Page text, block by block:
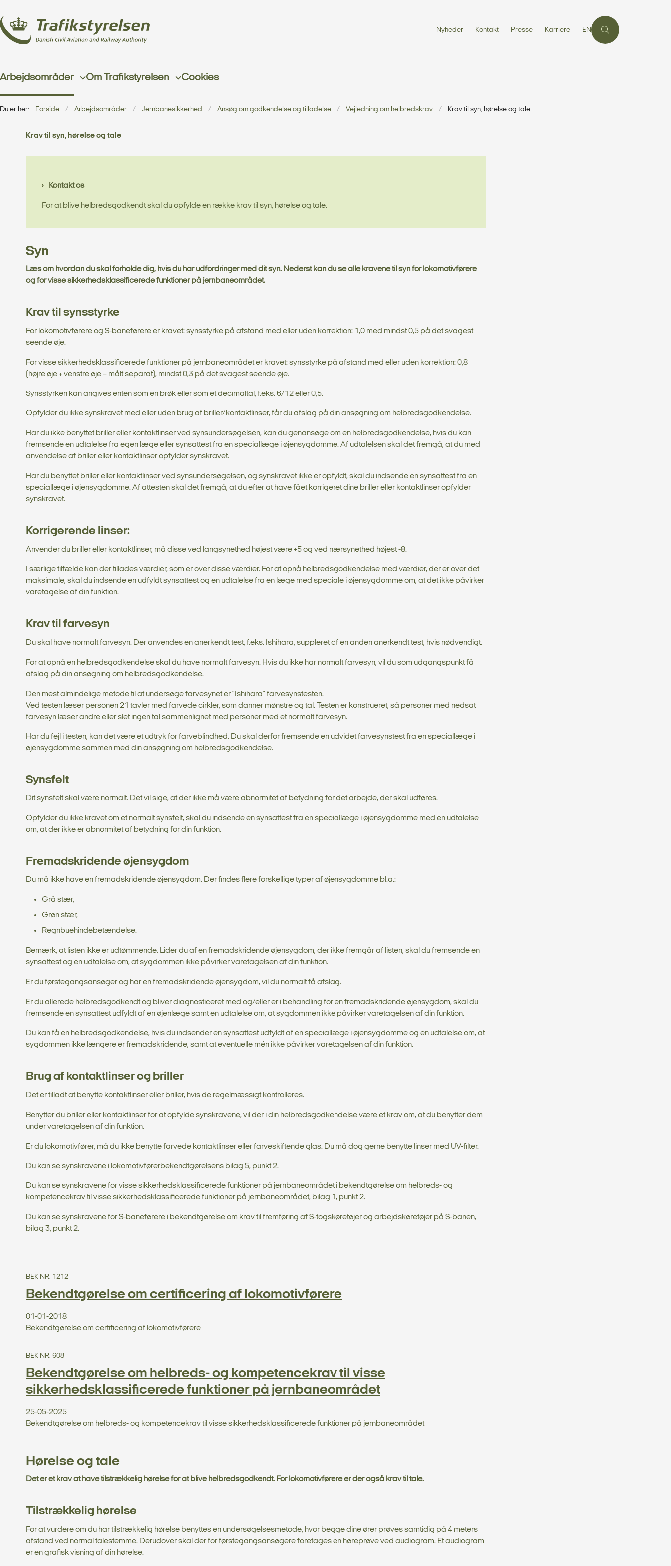
Nyheder Kontakt Presse Karriere EN
Arbejdsområder Om Trafikstyrelsen Cookies
Du er her: Forside Arbejdsområder Jernbanesikkerhed Ansøg om godkendelse og tilladelse Vejledning om helbredskrav Krav til syn, hørelse og tale
Krav til syn, hørelse og tale
Kontakt os
For at blive helbredsgodkendt skal du opfylde en række krav til syn, hørelse og tale.
Syn
Læs om hvordan du skal forholde dig, hvis du har udfordringer med dit syn. Nederst kan du se alle kravene til syn for lokomotivførere
og for visse sikkerhedsklassificerede funktioner på jernbaneområdet.
Krav til synsstyrke
For lokomotivførere og S-baneførere er kravet: synsstyrke på afstand med eller uden korrektion: 1,0 med mindst 0,5 på det svagest
seende øje.
For visse sikkerhedsklassificerede funktioner på jernbaneområdet er kravet: synsstyrke på afstand med eller uden korrektion: 0,8
(højre øje + venstre øje – målt separat), mindst 0,3 på det svagest seende øje.
Synsstyrken kan angives enten som en brøk eller som et decimaltal, f.eks. 6/12 eller 0,5.
Opfylder du ikke synskravet med eller uden brug af briller/kontaktlinser, får du afslag på din ansøgning om helbredsgodkendelse.
Har du ikke benyttet briller eller kontaktlinser ved synsundersøgelsen, kan du genansøge om en helbredsgodkendelse, hvis du kan
fremsende en udtalelse fra egen læge eller synsattest fra en speciallæge i øjensygdomme. Af udtalelsen skal det fremgå, at du med
anvendelse af briller eller kontaktlinser opfylder synskravet.
Har du benyttet briller eller kontaktlinser ved synsundersøgelsen, og synskravet ikke er opfyldt, skal du indsende en synsattest fra en
speciallæge i øjensygdomme. Af attesten skal det fremgå, at du efter at have fået korrigeret dine briller eller kontaktlinser opfylder
synskravet.
Korrigerende linser:
Anvender du briller eller kontaktlinser, må disse ved langsynethed højest være +5 og ved nærsynethed højest -8.
I særlige tilfælde kan der tillades værdier, som er over disse værdier. For at opnå helbredsgodkendelse med værdier, der er over det
maksimale, skal du indsende en udfyldt synsattest og en udtalelse fra en læge med speciale i øjensygdomme om, at det ikke påvirker
varetagelse af din funktion.
Krav til farvesyn
Du skal have normalt farvesyn. Der anvendes en anerkendt test, f.eks. Ishihara, suppleret af en anden anerkendt test, hvis nødvendigt.
For at opnå en helbredsgodkendelse skal du have normalt farvesyn. Hvis du ikke har normalt farvesyn, vil du som udgangspunkt få
afslag på din ansøgning om helbredsgodkendelse.
Den mest almindelige metode til at undersøge farvesynet er ”Ishihara” farvesynstesten.
Ved testen læser personen 21 tavler med farvede cirkler, som danner mønstre og tal. Testen er konstrueret, så personer med nedsat
farvesyn læser andre eller slet ingen tal sammenlignet med personer med et normalt farvesyn.
Har du fejl i testen, kan det være et udtryk for farveblindhed. Du skal derfor fremsende en udvidet farvesynstest fra en speciallæge i
øjensygdomme sammen med din ansøgning om helbredsgodkendelse.
Synsfelt
Dit synsfelt skal være normalt. Det vil sige, at der ikke må være abnormitet af betydning for det arbejde, der skal udføres.
Opfylder du ikke kravet om et normalt synsfelt, skal du indsende en synsattest fra en speciallæge i øjensygdomme med en udtalelse
om, at der ikke er abnormitet af betydning for din funktion.
Fremadskridende øjensygdom
Du må ikke have en fremadskridende øjensygdom. Der findes flere forskellige typer af øjensygdomme bl.a.:
Grå stær,
Grøn stær,
Regnbuehindebetændelse.
Bemærk, at listen ikke er udtømmende. Lider du af en fremadskridende øjensygdom, der ikke fremgår af listen, skal du fremsende en
synsattest og en udtalelse om, at sygdommen ikke påvirker varetagelsen af din funktion.
Er du førstegangsansøger og har en fremadskridende øjensygdom, vil du normalt få afslag.
Er du allerede helbredsgodkendt og bliver diagnosticeret med og/eller er i behandling for en fremadskridende øjensygdom, skal du
fremsende en synsattest udfyldt af en øjenlæge samt en udtalelse om, at sygdommen ikke påvirker varetagelsen af din funktion.
Du kan få en helbredsgodkendelse, hvis du indsender en synsattest udfyldt af en speciallæge i øjensygdomme og en udtalelse om, at
sygdommen ikke længere er fremadskridende, samt at eventuelle mén ikke påvirker varetagelsen af din funktion.
Brug af kontaktlinser og briller
Det er tilladt at benytte kontaktlinser eller briller, hvis de regelmæssigt kontrolleres.
Benytter du briller eller kontaktlinser for at opfylde synskravene, vil der i din helbredsgodkendelse være et krav om, at du benytter dem
under varetagelsen af din funktion.
Er du lokomotivfører, må du ikke benytte farvede kontaktlinser eller farveskiftende glas. Du må dog gerne benytte linser med UV-filter.
Du kan se synskravene i lokomotivførerbekendtgørelsens bilag 5, punkt 2.
Du kan se synskravene for visse sikkerhedsklassificerede funktioner på jernbaneområdet i bekendtgørelse om helbreds- og
kompetencekrav til visse sikkerhedsklassificerede funktioner på jernbaneområdet, bilag 1, punkt 2.
Du kan se synskravene for S-baneførere i bekendtgørelse om krav til fremføring af S-togskøretøjer og arbejdskøretøjer på S-banen,
bilag 3, punkt 2.
BEK NR. 1212
Bekendtgørelse om certificering af lokomotivførere
01-01-2018
Bekendtgørelse om certificering af lokomotivførere
BEK NR. 608
Bekendtgørelse om helbreds- og kompetencekrav til visse
sikkerhedsklassificerede funktioner på jernbaneområdet
25-05-2025
Bekendtgørelse om helbreds- og kompetencekrav til visse sikkerhedsklassificerede funktioner på jernbaneområdet
Hørelse og tale
Det er et krav at have tilstrækkelig hørelse for at blive helbredsgodkendt. For lokomotivførere er der også krav til tale.
Tilstrækkelig hørelse
For at vurdere om du har tilstrækkelig hørelse benyttes en undersøgelsesmetode, hvor begge dine ører prøves samtidig på 4 meters
afstand ved normal talestemme. Derudover skal der for førstegangsansøgere foretages en høreprøve ved audiogram. Et audiogram
er en grafisk visning af din hørelse.